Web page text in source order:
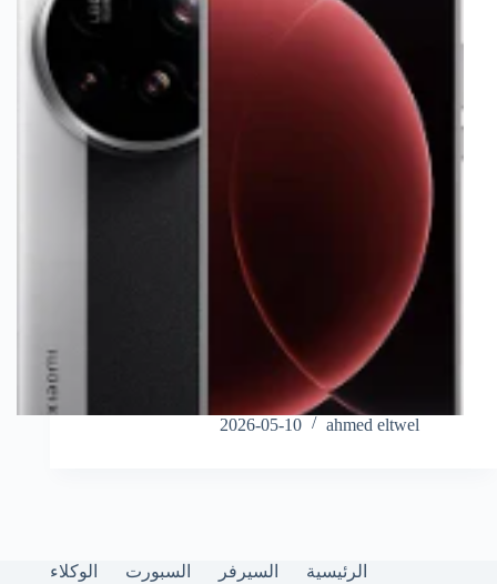
ahmed eltwel
2026-05-10
الرئيسية السيرفر السبورت الوكلاء